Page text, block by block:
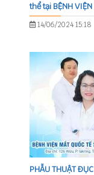
thể tại BỆNH
14/06/2024 15:18
PHẪU THUẬT